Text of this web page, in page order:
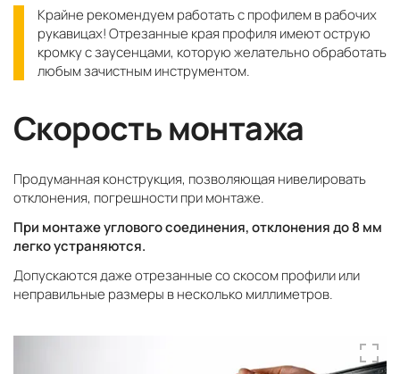
Крайне рекомендуем работать с профилем в рабочих
рукавицах! Отрезанные края профиля имеют острую
кромку с заусенцами, которую желательно обработать
любым зачистным инструментом.
Скорость монтажа
Продуманная конструкция, позволяющая нивелировать
отклонения, погрешности при монтаже.
При монтаже углового соединения, отклонения до 8 мм
легко устраняются.
Допускаются даже отрезанные со скосом профили или
неправильные размеры в несколько миллиметров.